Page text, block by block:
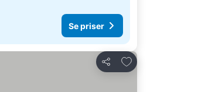
Se priser
Del
Legg til i favoritter